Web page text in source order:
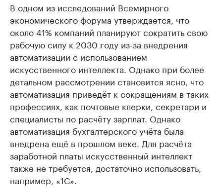
В одном из исследований Всемирного
экономического форума утверждается, что
около 41% компаний планируют сократить свою
рабочую силу к 2030 году из-за внедрения
автоматизации с использованием
искусственного интеллекта. Однако при более
детальном рассмотрении становится ясно, что
автоматизация приведёт к сокращениям в таких
профессиях, как почтовые клерки, секретари и
специалисты по расчёту зарплат. Однако
автоматизация бухгалтерского учёта была
внедрена ещё в прошлом веке. Для расчёта
заработной платы искусственный интеллект
также не требуется, достаточно использовать,
например, «1С».